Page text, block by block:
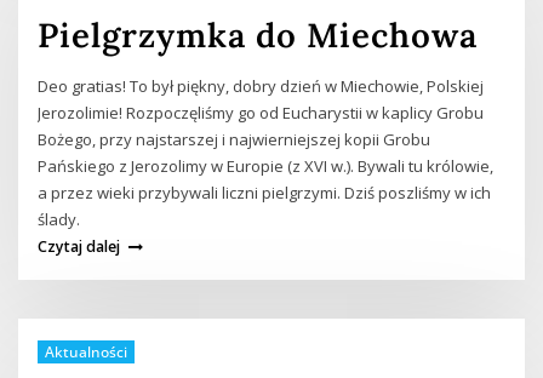
Pielgrzymka do Miechowa
Deo gratias! To był piękny, dobry dzień w Miechowie, Polskiej
Jerozolimie! Rozpoczęliśmy go od Eucharystii w kaplicy Grobu
Bożego, przy najstarszej i najwierniejszej kopii Grobu
Pańskiego z Jerozolimy w Europie (z XVI w.). Bywali tu królowie,
a przez wieki przybywali liczni pielgrzymi. Dziś poszliśmy w ich
ślady.
Czytaj dalej
Aktualności